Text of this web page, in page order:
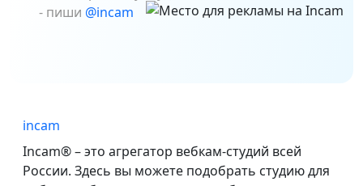
- пиши @incam
incam
Incam® – это агрегатор вебкам-студий всей
России. Здесь вы можете подобрать студию для